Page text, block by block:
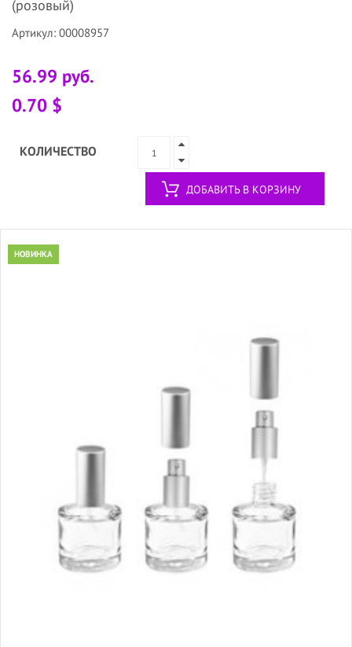
(розовый)
Артикул: 00008957
56.99 руб.
0.70 $
КОЛИЧЕСТВО
ДОБАВИТЬ В КОРЗИНУ
НОВИНКА